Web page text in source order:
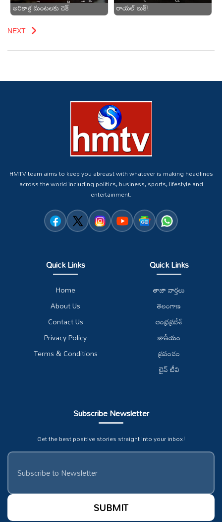
అరికాళ్ల మంటలకు చెక్ రాయల్ లుక్!
NEXT
HMTV team aims to keep you abreast with whatever is making headlines
across the world including politics, business, sports, lifestyle and
entertainment.
Quick Links
Home
About Us
Contact Us
Privacy Policy
Terms & Conditions
Quick Links
తాజా వార్తలు
తెలంగాణ
ఆంధ్రప్రదేశ్
జాతీయం
ప్రపంచం
లైవ్ టీవి
Subscribe Newsletter
Get the best positive stories straight into your inbox!